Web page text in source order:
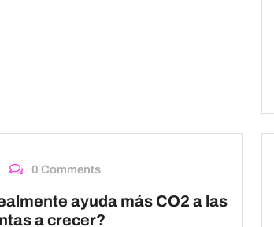
0 Comments
ayuda más CO2 a las
a crecer?